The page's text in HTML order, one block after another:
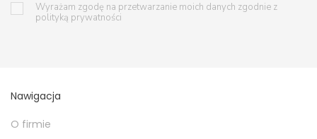
Wyrażam zgodę na przetwarzanie moich danych zgodnie z
polityką prywatności
Nawigacja
O firmie